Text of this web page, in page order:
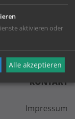
KONTAKT
Impressum
aktivieren oder
Alle akzeptieren